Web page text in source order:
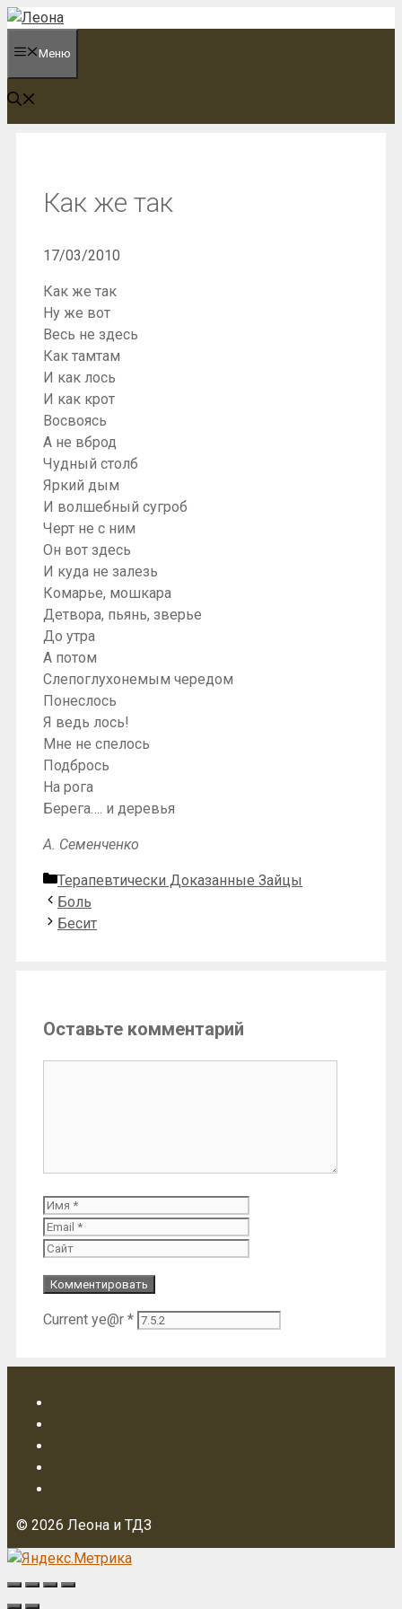
Перейти
содержимому
Меню
Как же так
17/03/2010
Как же так
Ну же вот
Весь не здесь
Как тамтам
И как лось
И как крот
Восвоясь
А не вброд
Чудный столб
Яркий дым
И волшебный сугроб
Черт не с ним
Он вот здесь
И куда не залезь
Комарье, мошкара
Детвора, пьянь, зверье
До утра
А потом
Слепоглухонемым чередом
Понеслось
Я ведь лось!
Мне не спелось
Подбрось
На рога
Берега…. и деревья
А. Семенченко
Рубрики
Терапевтически Доказанные Зайцы
Боль
Бесит
Оставьте комментарий
Имя
Current ye@r *
© 2026 Леона и ТДЗ